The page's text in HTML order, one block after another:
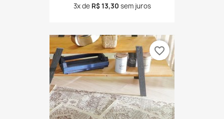
3x de R$ 13,30 sem juros
favorite_border